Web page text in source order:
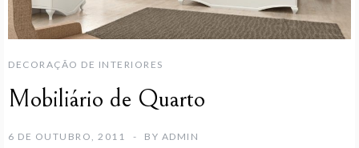
DECORAÇÃO DE INTERIORES
Mobiliário de Quarto
6 DE OUTUBRO, 2011 BY ADMIN